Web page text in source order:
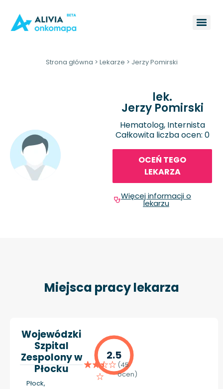
Strona główna > Lekarze > Jerzy Pomirski
lek.
Jerzy Pomirski
Hematolog, Internista
Całkowita liczba ocen: 0
OCEŃ TEGO
LEKARZA
Więcej informacji o
lekarzu
Miejsca pracy lekarza
Wojewódzki
Szpital
Zespolony w
Płocku
Płock,
2.5
(45
ocen)